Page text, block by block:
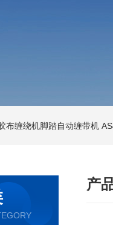
布缠绕机脚踏自动缠带机
产